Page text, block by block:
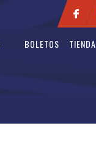
BOLETOS TIENDA